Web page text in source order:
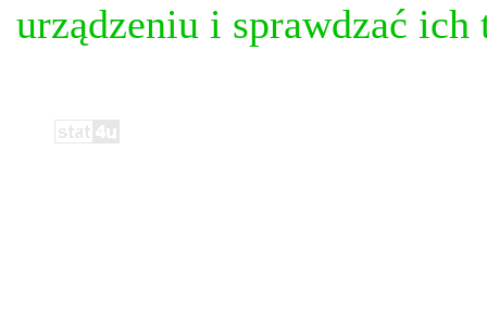
urządzeniu i sprawdzać ich